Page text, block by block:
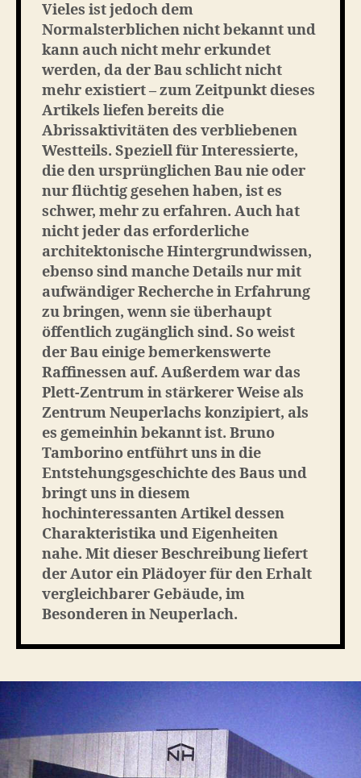
Vieles ist jedoch dem
Normalsterblichen nicht bekannt und
kann auch nicht mehr erkundet
werden, da der Bau schlicht nicht
mehr existiert – zum Zeitpunkt dieses
Artikels liefen bereits die
Abrissaktivitäten des verbliebenen
Westteils. Speziell für Interessierte,
die den ursprünglichen Bau nie oder
nur flüchtig gesehen haben, ist es
schwer, mehr zu erfahren. Auch hat
nicht jeder das erforderliche
architektonische Hintergrundwissen,
ebenso sind manche Details nur mit
aufwändiger Recherche in Erfahrung
zu bringen, wenn sie überhaupt
öffentlich zugänglich sind. So weist
der Bau einige bemerkenswerte
Raffinessen auf. Außerdem war das
Plett-Zentrum in stärkerer Weise als
Zentrum Neuperlachs konzipiert, als
es gemeinhin bekannt ist. Bruno
Tamborino entführt uns in die
Entstehungsgeschichte des Baus und
bringt uns in diesem
hochinteressanten Artikel dessen
Charakteristika und Eigenheiten
nahe. Mit dieser Beschreibung liefert
der Autor ein Plädoyer für den Erhalt
vergleichbarer Gebäude, im
Besonderen in Neuperlach.